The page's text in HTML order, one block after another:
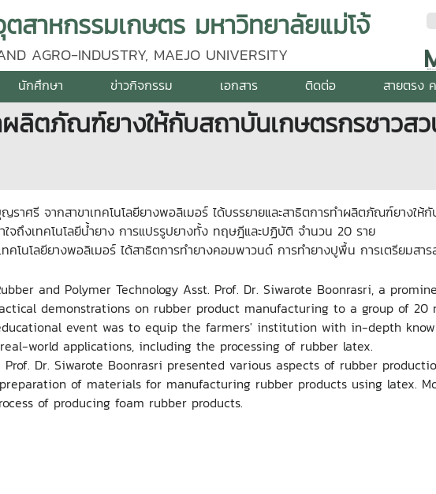
สาหกรรมเกษตร มหาวิทยาลัยแม่โจ้
AGRO-INDUSTRY, MAEJO UNIVERSITY
นักศึกษา ข่าวกิจกรรม เอกสาร ติดต่อ สายตรง
ผลิตภัณฑ์ยางให้กับสถาบันเกษตรกรชาวส
จากสาขาเทคโนโลยียางพอลิเมอร์ ได้บรรยายและสาธิตการทำผลิตภัณฑ์ยางให้กั
ใจถึงเทคโนโลยีน้ำยาง การแปรรูปยางทั้ง ทฤษฎีและปฏิบัติ จำนวน 20 ราย
โนโลยียางพอลิเมอร์ ได้สาธิตการทำยางคอมพาวนด์ การทำยางปูพื้น การเตรียมสา
and Polymer Technology Asst. Prof. Dr. Siwarote Boonrasri, a
demonstrations on rubber product manufacturing to a group of 20
event was to equip the farmers' institution with in-depth
world applications, including the processing of rubber latex.
Dr. Siwarote Boonrasri presented various aspects of rubber
of materials for manufacturing rubber products using latex.
of producing foam rubber products.